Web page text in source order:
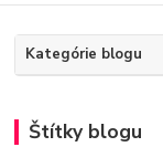
Kategórie blogu
Štítky blogu